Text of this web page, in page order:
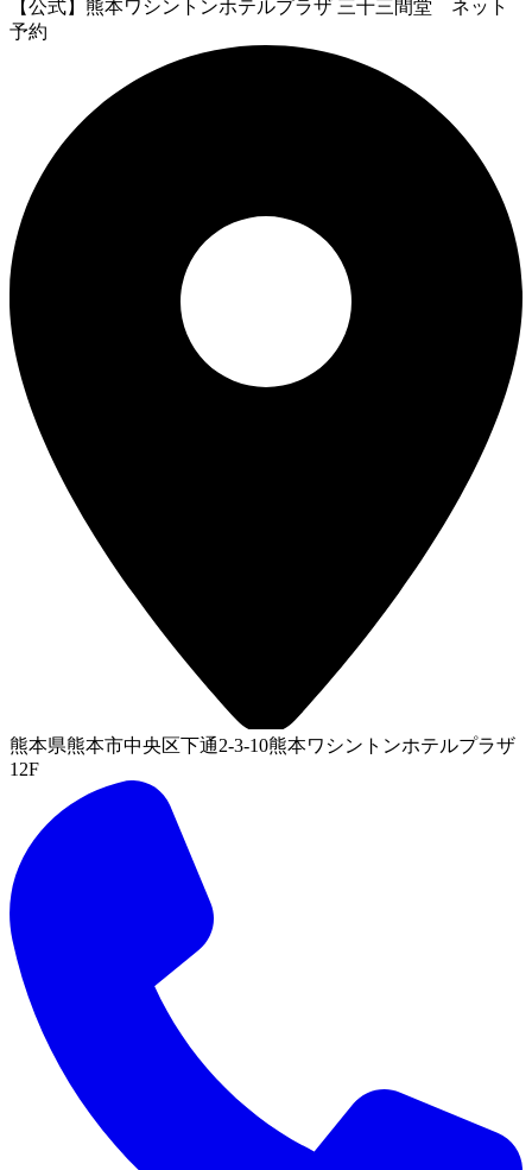
【公式】熊本ワシントンホテルプラザ 三十三間堂 ネット
予約
熊本県熊本市中央区下通2-3-10熊本ワシントンホテルプラザ
12F